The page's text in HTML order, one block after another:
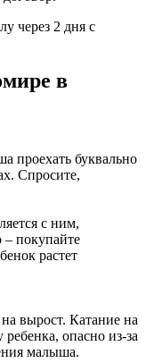
через 2 дня с
в
проехать буквально
Спросите,
с ним,
– покупайте
растет
вырост. Катание на
опасно из-за
малыша.